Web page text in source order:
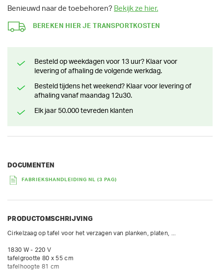
Benieuwd naar de toebehoren? Bekijk ze hier.
BEREKEN HIER JE TRANSPORTKOSTEN
Besteld op weekdagen voor 13 uur? Klaar voor
levering of afhaling de volgende werkdag.
Besteld tijdens het weekend? Klaar voor levering of
afhaling vanaf maandag 12u30.
Elk jaar 50.000 tevreden klanten
DOCUMENTEN
FABRIEKSHANDLEIDING NL (3 PAG)
PRODUCTOMSCHRIJVING
Cirkelzaag op tafel voor het verzagen van planken, platen, ...
1830 W - 220 V
tafelgrootte 80 x 55 cm
tafelhoogte 81 cm